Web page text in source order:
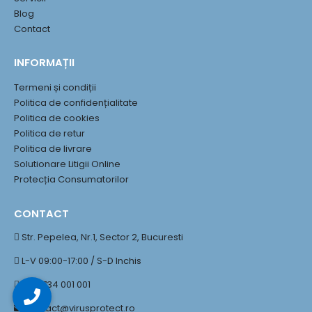
Blog
Contact
INFORMAȚII
Termeni și condiții
Politica de confidențialitate
Politica de cookies
Politica de retur
Politica de livrare
Solutionare Litigii Online
Protecția Consumatorilor
CONTACT
Str. Pepelea, Nr.1, Sector 2, Bucuresti
L-V 09:00-17:00 / S-D Inchis
+40 734 001 001
contact@virusprotect.ro